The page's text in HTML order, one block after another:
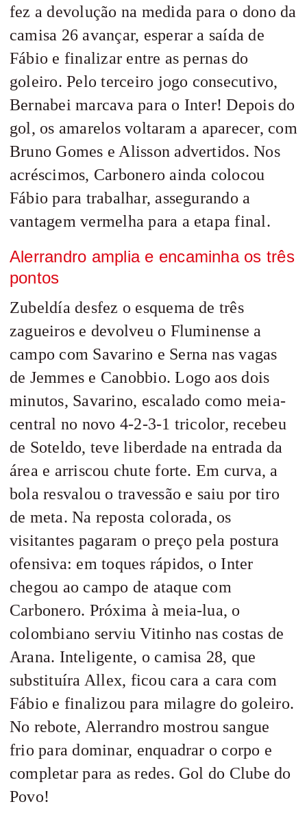
fez a devolução na medida para o dono da
camisa 26 avançar, esperar a saída de
Fábio e finalizar entre as pernas do
goleiro. Pelo terceiro jogo consecutivo,
Bernabei marcava para o Inter! Depois do
gol, os amarelos voltaram a aparecer, com
Bruno Gomes e Alisson advertidos. Nos
acréscimos, Carbonero ainda colocou
Fábio para trabalhar, assegurando a
vantagem vermelha para a etapa final.
Alerrandro amplia e encaminha os três
pontos
Zubeldía desfez o esquema de três
zagueiros e devolveu o Fluminense a
campo com Savarino e Serna nas vagas
de Jemmes e Canobbio. Logo aos dois
minutos, Savarino, escalado como meia-
central no novo 4-2-3-1 tricolor, recebeu
de Soteldo, teve liberdade na entrada da
área e arriscou chute forte. Em curva, a
bola resvalou o travessão e saiu por tiro
de meta. Na reposta colorada, os
visitantes pagaram o preço pela postura
ofensiva: em toques rápidos, o Inter
chegou ao campo de ataque com
Carbonero. Próxima à meia-lua, o
colombiano serviu Vitinho nas costas de
Arana. Inteligente, o camisa 28, que
substituíra Allex, ficou cara a cara com
Fábio e finalizou para milagre do goleiro.
No rebote, Alerrandro mostrou sangue
frio para dominar, enquadrar o corpo e
completar para as redes. Gol do Clube do
Povo!